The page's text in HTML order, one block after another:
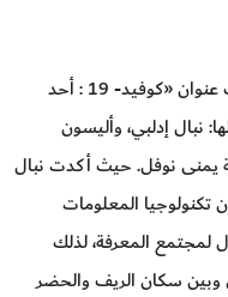
افتتحت جلسات المنتدى بجلسة تحت عنوان «كوفيد- 19 : أحد
نبال إدلبي، وأليسون
يمنى نوفل. حيث أكدت نبال
تكنولوجيا المعلومات
لمجتمع المعرفة، لذلك
سكان الريف والحضر